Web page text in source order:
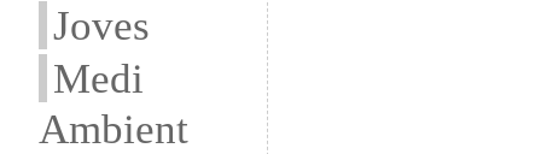
Joves
Medi
Ambient